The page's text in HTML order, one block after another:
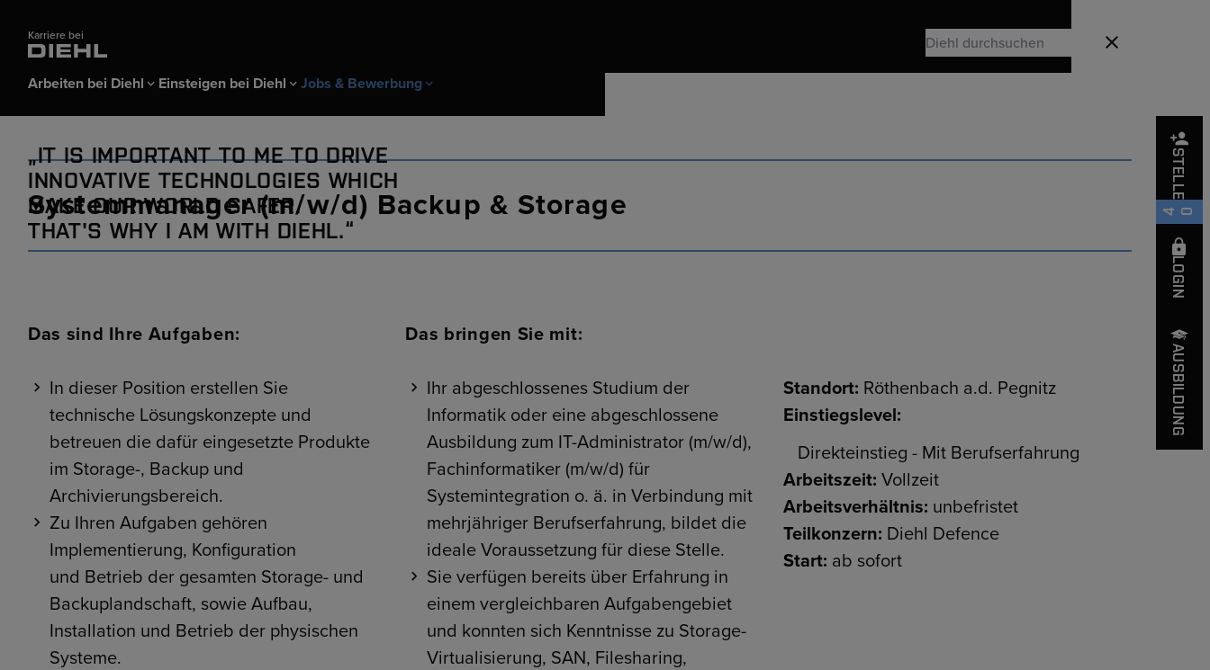
Karriere bei
Search
Arbeiten bei Diehl
Arbeiten bei Diehl
Alles über Diehl Benefits & Arbeitskultur
Karrieremessen & Events
Einsteigen bei Diehl
Einsteigen bei Diehl
Azubis & Schüler
Ausbildung
Duales Studium
Schülerpraktikum
Studierende & Absolventen
Praktikanten & Werkstudenten
Berufseinsteiger
Trainees
Jobs & Bewerbung
Jobs & Bewerbung
Stellenbörse Bewerber-Login
Bewerbungstipps FAQ
STELLEN
540
LOGIN
AUSBILDUNG
IT IS IMPORTANT TO ME TO DRIVE
INNOVATIVE TECHNOLOGIES WHICH
MAKE OUR WORLD SAFER.
THAT'S WHY I AM WITH DIEHL.
Systemmanager (m/w/d) Backup & Storage
Das sind Ihre Aufgaben:
In dieser Position erstellen Sie
technische Lösungskonzepte und
betreuen die dafür eingesetzte Produkte
im Storage-, Backup und
Archivierungsbereich.
Zu Ihren Aufgaben gehören
Implementierung, Konfiguration
und Betrieb der gesamten Storage- und
Backuplandschaft, sowie Aufbau,
Installation und Betrieb der physischen
Systeme.
Das bringen Sie mit:
Ihr abgeschlossenes Studium der
Informatik oder eine abgeschlossene
Ausbildung zum IT-Administrator (m/w/d),
Fachinformatiker (m/w/d) für
Systemintegration o. ä. in Verbindung mit
mehrjähriger Berufserfahrung, bildet die
ideale Voraussetzung für diese Stelle.
Sie verfügen bereits über Erfahrung in
einem vergleichbaren Aufgabengebiet
und konnten sich Kenntnisse zu Storage-
Virtualisierung, SAN, Filesharing,
Standort: Röthenbach a.d. Pegnitz
Einstiegslevel:
Direkteinstieg - Mit Berufserfahrung
Arbeitszeit: Vollzeit
Arbeitsverhältnis: unbefristet
Teilkonzern: Diehl Defence
Start: ab sofort